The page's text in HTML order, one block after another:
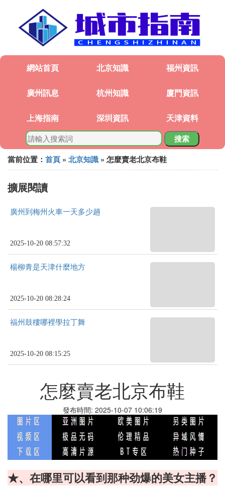
網站首頁 北京知識 福州資訊
廣州訊息 杭州知識 廈門資訊
上海指南 深圳資訊 天津資料
搜索
當前位置： 首頁 » 北京知識 » 怎麼賣老北京布鞋
擴展閱讀
廣州到梅州火車一天多少趟
2025-10-20 08:57:32
楊柳青是天津什麼地方
2025-10-20 08:28:24
福州鼓樓哪裡學拉丁舞
2025-10-20 08:15:25
怎麼賣老北京布鞋
發布時間: 2025-10-07 10:06:19
★、在哪里可以看到那种劲爆的美女主播？